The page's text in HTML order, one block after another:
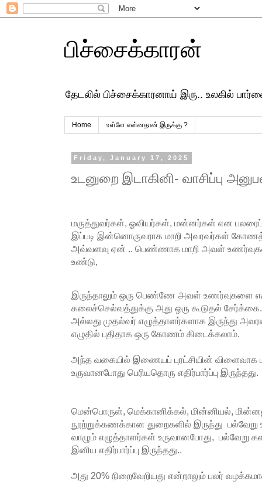
பிச்சைக்காரன்
தேடலில் பிச்சைக்காரனாய் இரு.. உலகில்
Home உள்ளே என்னதான் இருக்கு ?
Friday, January 17, 2025
உடனுறை இடாகினி- வாசிப்பு
மருத்துவர்கள், ஓவியர்கள், மன்னர்கள் என பலரைப்
இப்படி இன்னொருவராக மாறி அவரவர்கள்
அவ்வளவு ஏன் .. பெண்ணாக மாறி அவள்
உண்டு,
இருந்தாலும் ஒரு பெண்ணே அவள் உணர்வுகளை
கலைச்செல்வத்துக்கு அது ஒரு கூடுதல்
அல்லது முதல்வர் எழுத்தாளர்களாக இருந்து
எழுதில் புதிதாக ஒரு கோணம் கிடைக்கலாம்.
அந்த வகையில் இணையப் புரட்சியின் விளைவாக
உருவானபோது பெரியதொரு எதிர்பார்ப்பு இருந்தது.
மென்பொருள், மெக்கானிக்கல், மின்னியல்,
நூற்றுக்கணக்கான துறைகளில் இருந்து
வாழும் எழுத்தாளர்கள் உருவானபோது, பல்வேறு
இனிய எதிர்பார்ப்பு இருந்தது..
அது 20% நிறைவேறியது என்றாலும் பலர்